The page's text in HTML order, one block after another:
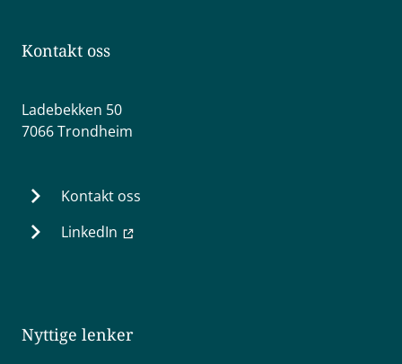
Kontakt oss
Ladebekken 50
7066 Trondheim
Kontakt oss
LinkedIn
Nyttige lenker